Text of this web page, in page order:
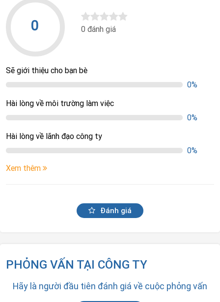
0 0 đánh giá
Sẽ giới thiệu cho bạn bè
0%
Hài lòng về môi trường làm việc
0%
Hài lòng về lãnh đạo công ty
0%
Xem thêm
Đánh giá
PHỎNG VẤN TẠI CÔNG TY
Hãy là người đầu tiên đánh giá về cuộc phỏng vấn